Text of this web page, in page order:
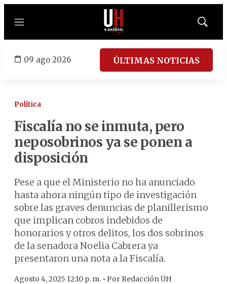
Menú
Mostrar
09 ago 2026 ÚLTIMAS NOTICIAS
Política
Fiscalía no se inmuta, pero
neposobrinos ya se ponen a
disposición
Pese a que el Ministerio no ha anunciado
hasta ahora ningún tipo de investigación
sobre las graves denuncias de planillerismo
que implican cobros indebidos de
honorarios y otros delitos, los dos sobrinos
de la senadora Noelia Cabrera ya
presentaron una nota a la Fiscalía.
Agosto 4, 2025 12:10 p. m. • Por Redacción ÚH